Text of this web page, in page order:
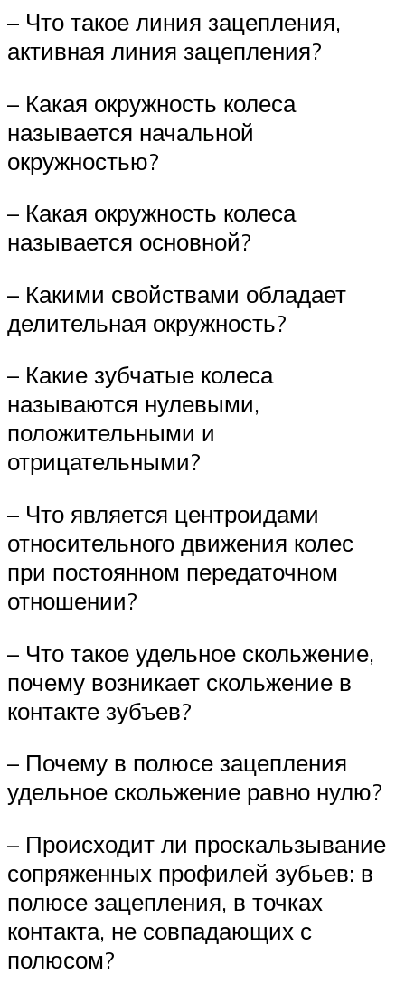
– Что такое линия зацепления,
активная линия зацепления?
– Какая окружность колеса
называется начальной
окружностью?
– Какая окружность колеса
называется основной?
– Какими свойствами обладает
делительная окружность?
– Какие зубчатые колеса
называются нулевыми,
положительными и
отрицательными?
– Что является центроидами
относительного движения колес
при постоянном передаточном
отношении?
– Что такое удельное скольжение,
почему возникает скольжение в
контакте зубъев?
– Почему в полюсе зацепления
удельное скольжение равно нулю?
– Происходит ли проскальзывание
сопряженных профилей зубьев: в
полюсе зацепления, в точках
контакта, не совпадающих с
полюсом?